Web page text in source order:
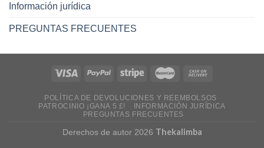
Información jurídica
PREGUNTAS FRECUENTES
POLÍTICA DE DEVOLUCIONES Y REEMBOLSOS
PATROCINIO ¡GANA 5 £!
INFORMACIÓN JURÍDICA
PREGUNTAS FRECUENTES
Derechos de autor 2026 Thekalimba